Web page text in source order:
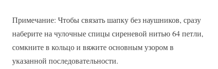
Примечание: Чтобы связать шапку без наушников, сразу
наберите на чулочные спицы сиреневой нитью 64 петли,
сомкните в кольцо и вяжите основным узором в
указанной последовательности.